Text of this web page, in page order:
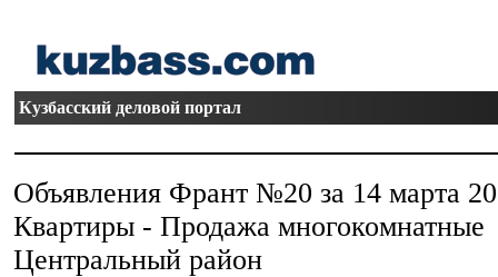
Кузбасский деловой портал
Объявления Франт №20 за 14 марта
Квартиры - Продажа многокомнатные
Центральный район